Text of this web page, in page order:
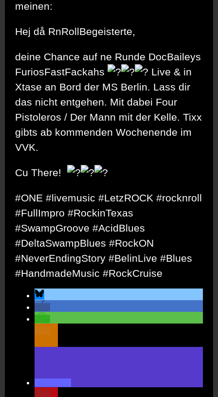
meinen:
Hej då RnRollBegeisterte,
deine Chance auf ne Runde DocBaileys
FuriosFastFackahs
Live & in
Xtase an Bord der MS Berlin. Lass dir
das nicht entgehen. Mit dabei Four
Pistoleros / Der Mann mit der Kelle. Tixx
gibts ab kommenden Wochenende im
VVK.
Cu There!
#ONE #livemusic #LetzROCK #rocknroll
#FullImpro #RockinTexas
#SwampGroove #AcidBlues
#DeltaSwampBlues #RockON
#NeverEndingStory #BelinLive #Blues
#HandmadeMusic #RockCruise